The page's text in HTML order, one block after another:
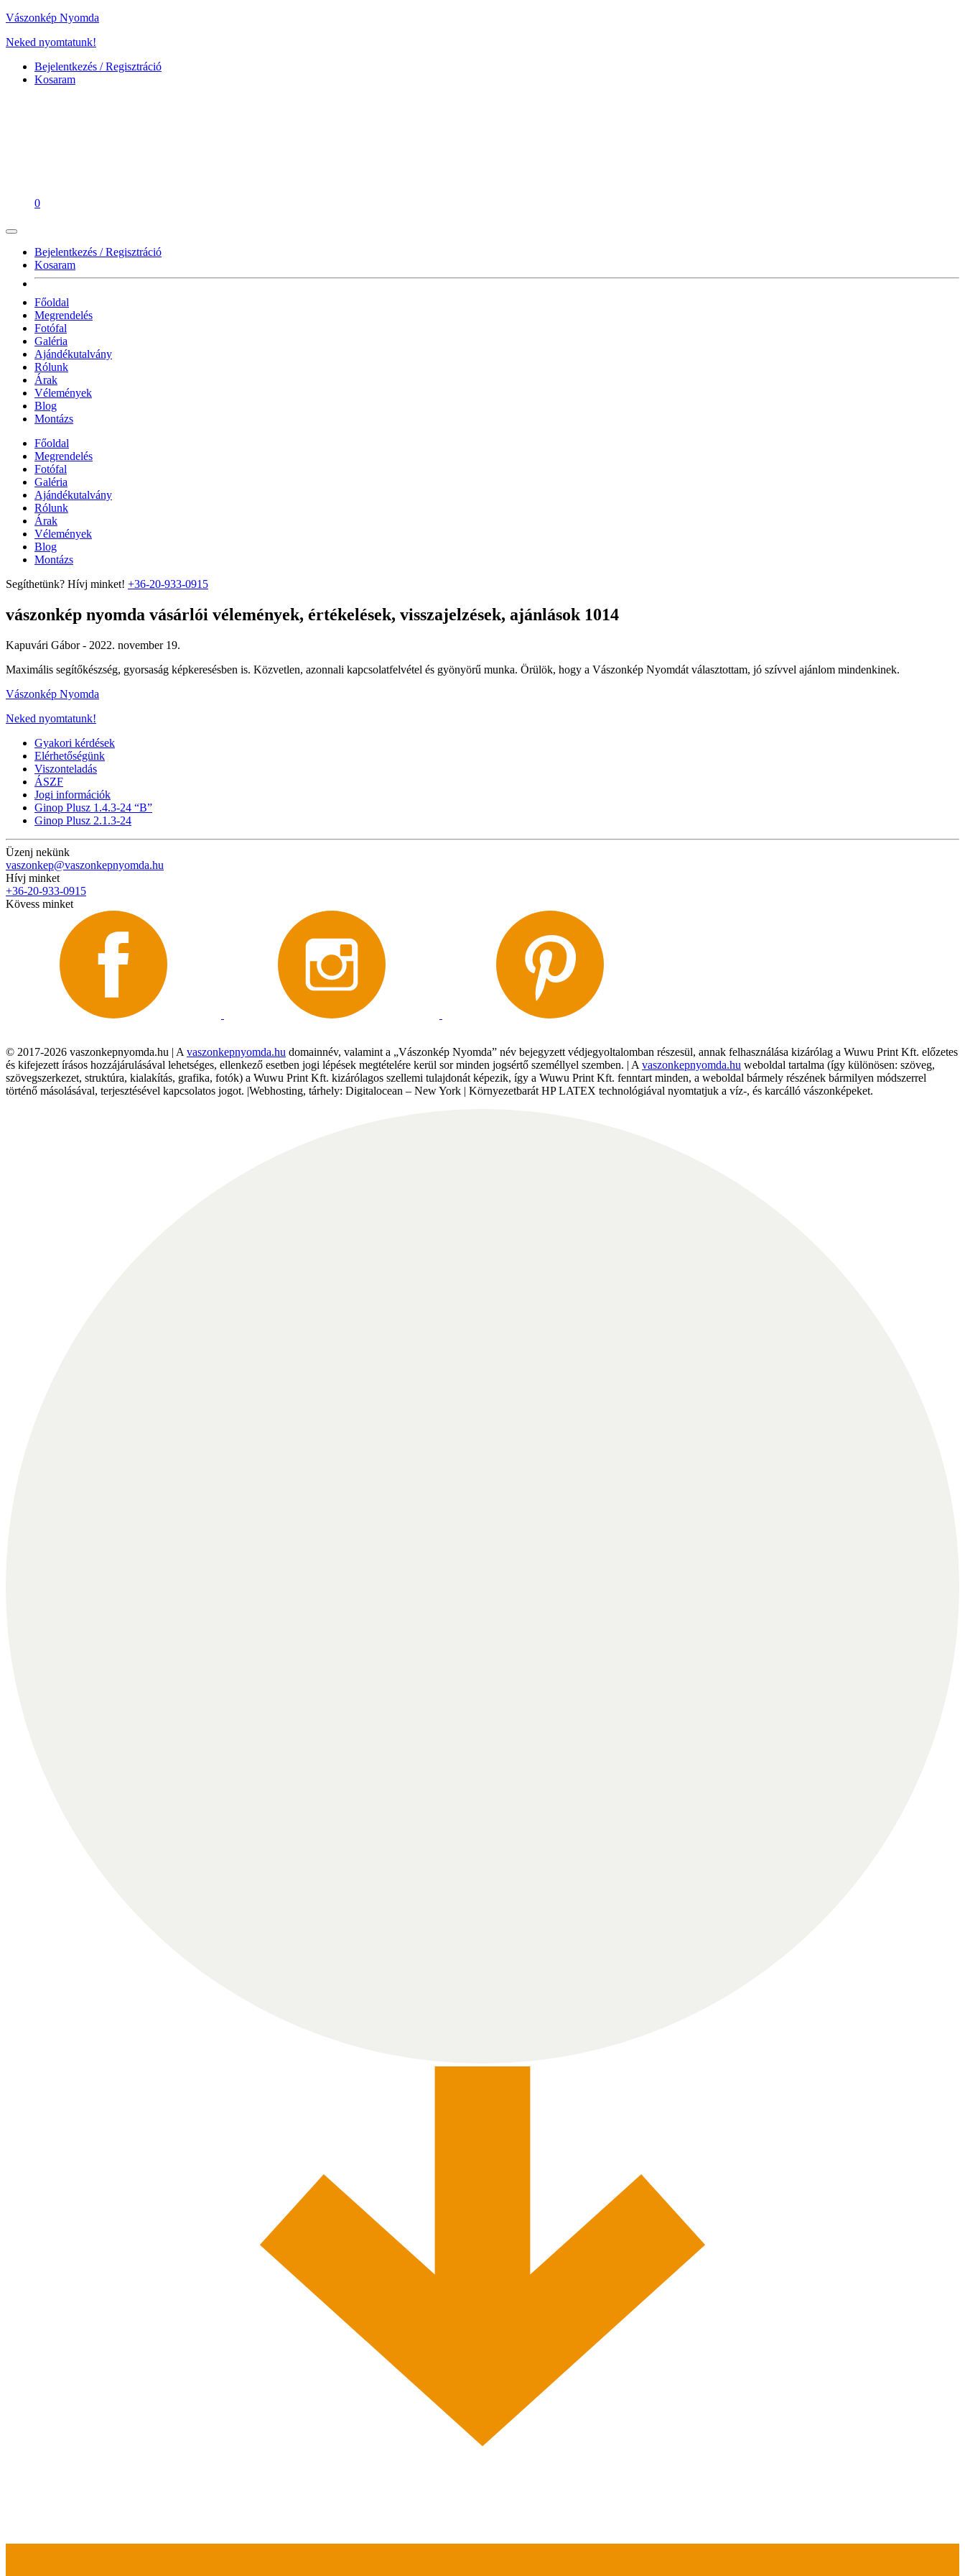
Vászonkép Nyomda
Neked nyomtatunk!
Bejelentkezés / Regisztráció
Kosaram
0
Bejelentkezés / Regisztráció
Kosaram
Főoldal
Megrendelés
Fotófal
Galéria
Ajándékutalvány
Rólunk
Árak
Vélemények
Blog
Montázs
Főoldal
Megrendelés
Fotófal
Galéria
Ajándékutalvány
Rólunk
Árak
Vélemények
Blog
Montázs
Segíthetünk? Hívj minket! +36-20-933-0915
vászonkép nyomda vásárlói vélemények, értékelések, visszajelzések, ajánlások 1014
Kapuvári Gábor - 2022. november 19.
Maximális segítőkészség, gyorsaság képkeresésben is. Közvetlen, azonnali kapcsolatfelvétel és gyönyörű munka. Örülök, hogy a Vászonkép Nyomdát választottam, jó szívvel ajánlom mindenkinek.
Vászonkép Nyomda
Neked nyomtatunk!
Gyakori kérdések
Elérhetőségünk
Viszonteladás
ÁSZF
Jogi információk
Ginop Plusz 1.4.3-24 “B”
Ginop Plusz 2.1.3-24
Üzenj nekünk
vaszonkep@vaszonkepnyomda.hu
Hívj minket
+36-20-933-0915
Kövess minket
© 2017-2026 vaszonkepnyomda.hu | A vaszonkepnyomda.hu domainnév, valamint a „Vászonkép Nyomda” név bejegyzett védjegyoltalomban részesül, annak felhasználása kizárólag a Wuwu Print Kft. előzetes
és kifejezett írásos hozzájárulásával lehetséges, ellenkező esetben jogi lépések megtételére kerül sor minden jogsértő személlyel szemben. | A vaszonkepnyomda.hu weboldal tartalma (így különösen: szöveg,
szövegszerkezet, struktúra, kialakítás, grafika, fotók) a Wuwu Print Kft. kizárólagos szellemi tulajdonát képezik, így a Wuwu Print Kft. fenntart minden, a weboldal bármely részének bármilyen módszerrel
történő másolásával, terjesztésével kapcsolatos jogot. |Webhosting, tárhely: Digitalocean – New York | Környezetbarát HP LATEX technológiával nyomtatjuk a víz-, és karcálló vászonképeket.